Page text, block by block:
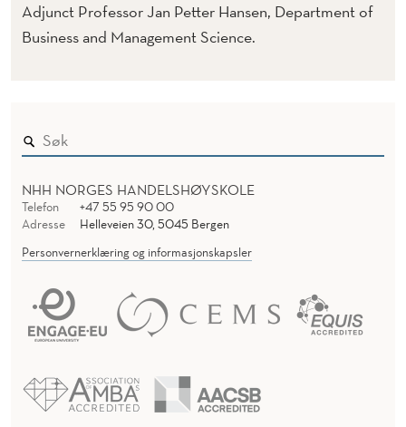
Adjunct Professor Jan Petter Hansen, Department of
Business and Management Science.
NHH NORGES HANDELSHØYSKOLE
Telefon
+47 55 95 90 00
Adresse
Helleveien 30, 5045 Bergen
Personvernerklæring og informasjonskapsler